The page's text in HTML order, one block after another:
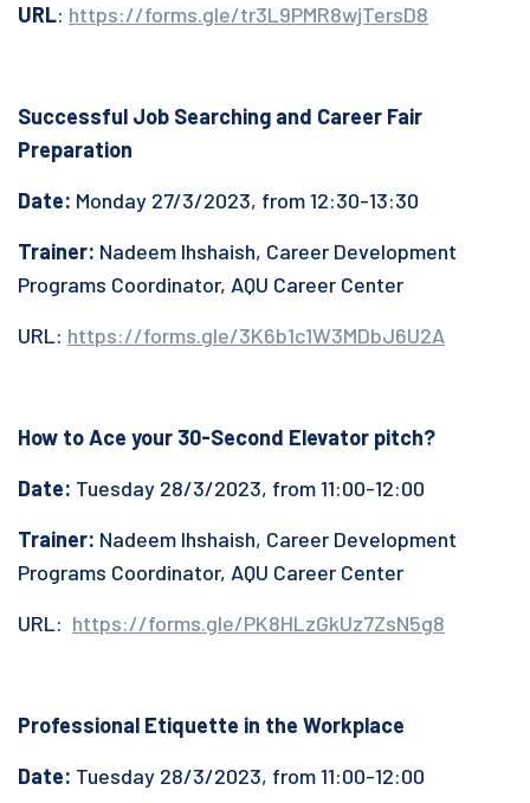
URL: https://forms.gle/tr3L9PMR8wjTersD8
Successful Job Searching and Career Fair
Preparation
Date: Monday 27/3/2023, from 12:30-13:30
Trainer: Nadeem Ihshaish, Career Development
Programs Coordinator, AQU Career Center
URL: https://forms.gle/3K6b1c1W3MDbJ6U2A
How to Ace your 30-Second Elevator pitch?
Date: Tuesday 28/3/2023, from 11:00-12:00
Trainer: Nadeem Ihshaish, Career Development
Programs Coordinator, AQU Career Center
URL: https://forms.gle/PK8HLzGkUz7ZsN5g8
Professional Etiquette in the Workplace
Date: Tuesday 28/3/2023, from 11:00-12:00